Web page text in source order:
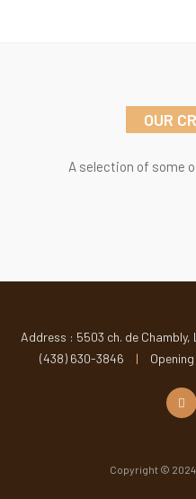
OUR
A selection of some
Address : 5503 ch. de Chambly,
(438) 630-3846
|
Copyright ©